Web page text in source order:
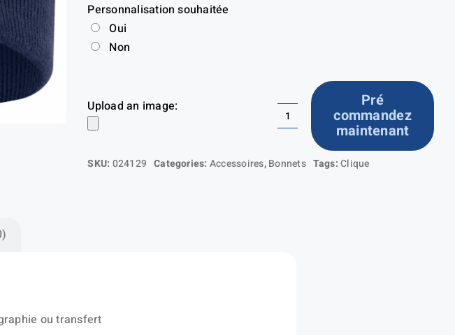
Personnalisation souhaitée
Oui
Non
Upload an image:
quantité
Hubert
Pré
commandez
maintenant
SKU: 024129 Categories: Accessoires,Bonnets Tags:Clique
ou transfert